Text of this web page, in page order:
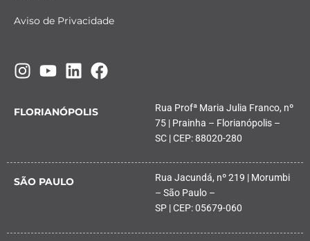
Aviso de Privacidade
FLORIANÓPOLIS
Rua Profª Maria Julia Franco, nº
75 | Prainha – Florianópolis –
SC | CEP: 88020-280
SÃO PAULO
Rua Jacundá, nº 219 | Morumbi
– São Paulo –
SP | CEP: 05679-060